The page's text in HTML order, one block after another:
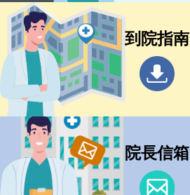
到院指南
院長信箱